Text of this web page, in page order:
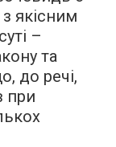
якісним
–
та
до речі,
при